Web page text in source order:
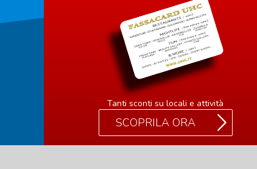
Tanti sconti su locali e attività
SCOPRILA ORA